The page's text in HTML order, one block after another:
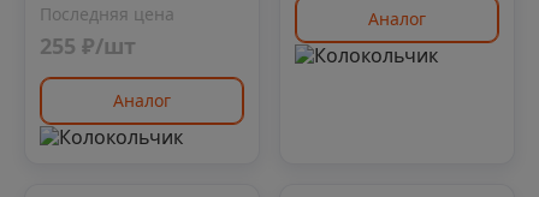
Последняя цена
255 ₽/шт
Аналог
Аналог